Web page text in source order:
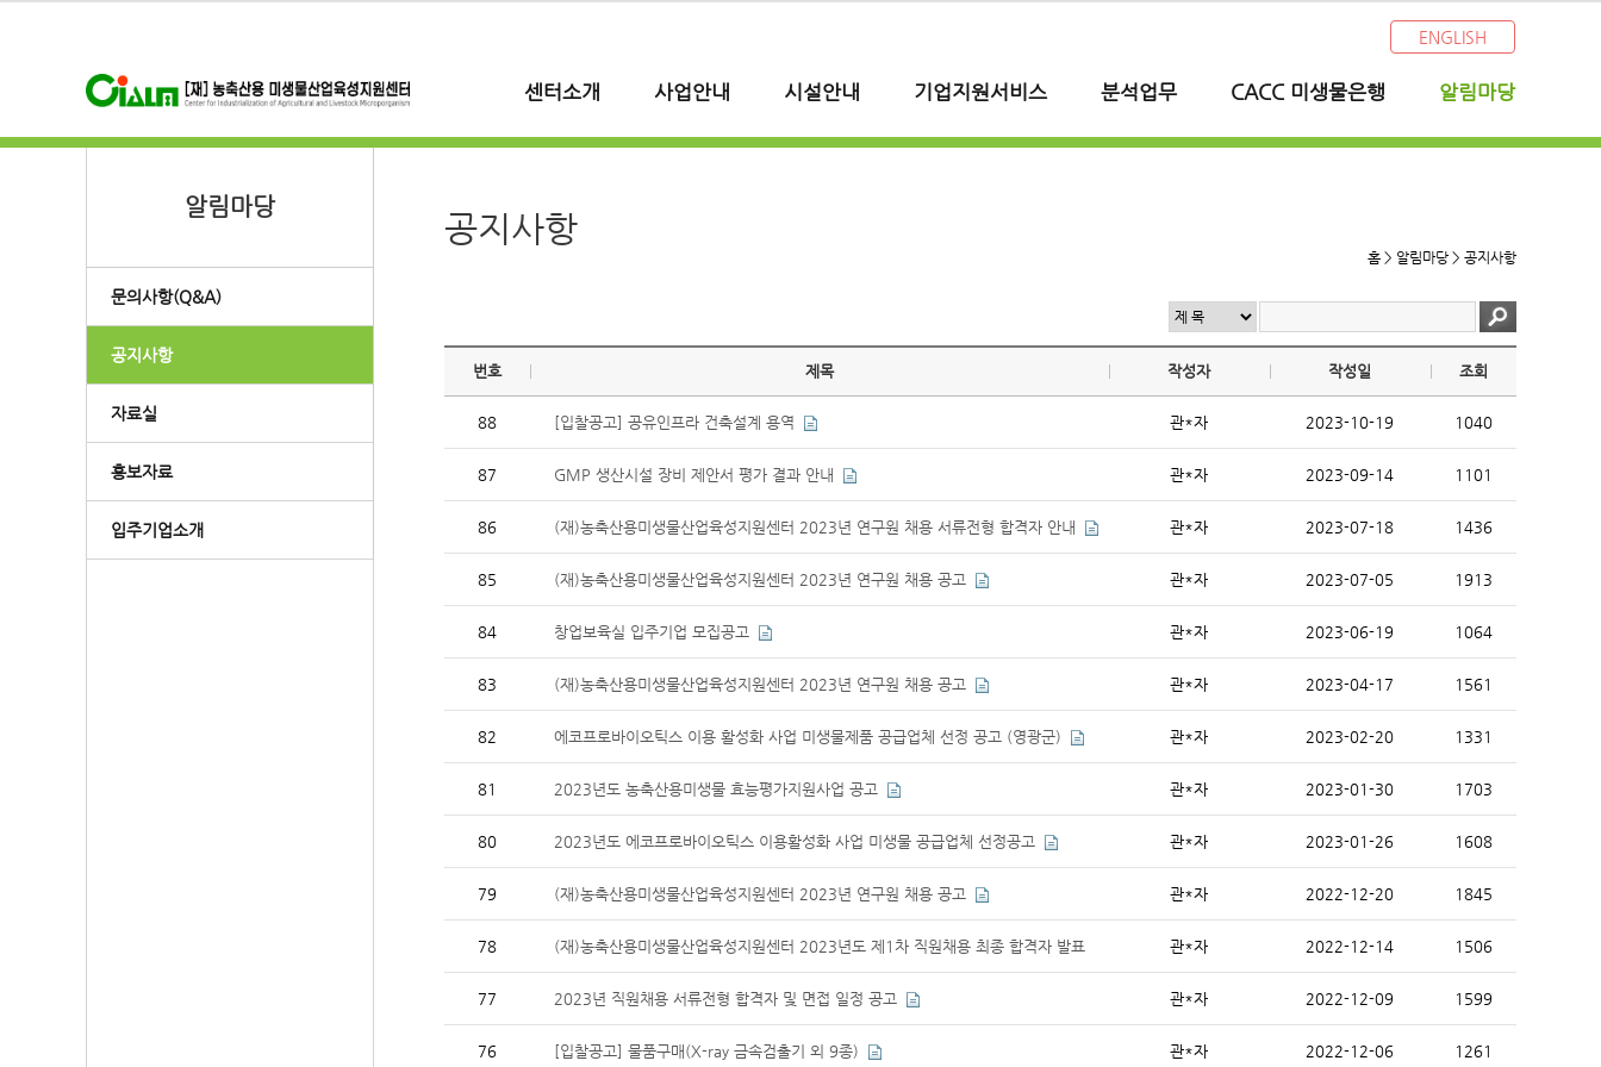
ENGLISH
센터소개 사업안내 시설안내 기업지원서비스 분석업무 CACC 미생물은행 알림마당
공지사항
홈 > 알림마당 > 공지사항
번호 제목 작성자 작성일 조회
88 [입찰공고] 공유인프라 건축설계 용역 관*자 2023-10-19 1040
87 GMP 생산시설 장비 제안서 평가 결과 안내 관*자 2023-09-14 1101
86 (재)농축산용미생물산업육성지원센터 2023년 연구원 채용 서류전형 합격자 안내 관*자 2023-07-18 1436
85 (재)농축산용미생물산업육성지원센터 2023년 연구원 채용 공고 관*자 2023-07-05 1913
84 창업보육실 입주기업 모집공고 관*자 2023-06-19 1064
83 (재)농축산용미생물산업육성지원센터 2023년 연구원 채용 공고 관*자 2023-04-17 1561
82 에코프로바이오틱스 이용 활성화 사업 미생물제품 공급업체 선정 공고 (영광군) 관*자 2023-02-20 1331
81 2023년도 농축산용미생물 효능평가지원사업 공고 관*자 2023-01-30 1703
80 2023년도 에코프로바이오틱스 이용활성화 사업 미생물 공급업체 선정공고 관*자 2023-01-26 1608
79 (재)농축산용미생물산업육성지원센터 2023년 연구원 채용 공고 관*자 2022-12-20 1845
78 (재)농축산용미생물산업육성지원센터 2023년도 제1차 직원채용 최종 합격자 발표 관*자 2022-12-14 1506
77 2023년 직원채용 서류전형 합격자 및 면접 일정 공고 관*자 2022-12-09 1599
76 [입찰공고] 물품구매(X-ray 금속검출기 외 9종) 관*자 2022-12-06 1261
알림마당
문의사항(Q&A)
공지사항
자료실
홍보자료
입주기업소개